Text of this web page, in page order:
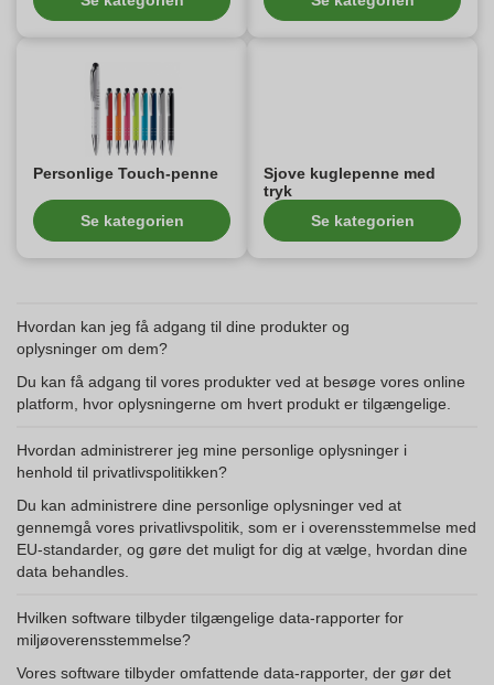
Personlige Touch-penne
Se kategorien
Sjove kuglepenne med
tryk
Se kategorien
Hvordan kan jeg få adgang til dine produkter og
oplysninger om dem?
Du kan få adgang til vores produkter ved at besøge vores online
platform, hvor oplysningerne om hvert produkt er tilgængelige.
Hvordan administrerer jeg mine personlige oplysninger i
henhold til privatlivspolitikken?
Du kan administrere dine personlige oplysninger ved at
gennemgå vores privatlivspolitik, som er i overensstemmelse med
EU-standarder, og gøre det muligt for dig at vælge, hvordan dine
data behandles.
Hvilken software tilbyder tilgængelige data-rapporter for
miljøoverensstemmelse?
Vores software tilbyder omfattende data-rapporter, der gør det